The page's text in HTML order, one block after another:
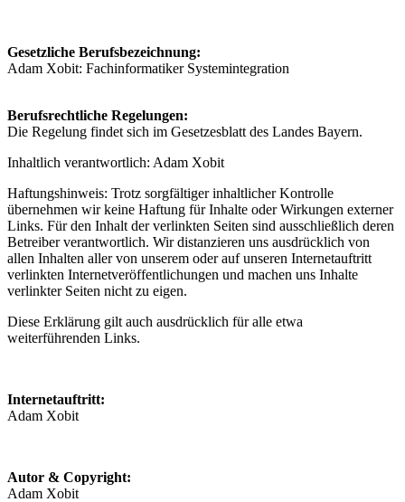
Gesetzliche Berufsbezeichnung:
Adam Xobit: Fachinformatiker Systemintegration
Berufsrechtliche Regelungen:
Die Regelung findet sich im Gesetzesblatt des Landes Bayern.
Inhaltlich verantwortlich: Adam Xobit
Haftungshinweis: Trotz sorgfältiger inhaltlicher Kontrolle
übernehmen wir keine Haftung für Inhalte oder Wirkungen externer
Links. Für den Inhalt der verlinkten Seiten sind ausschließlich deren
Betreiber verantwortlich. Wir distanzieren uns ausdrücklich von
allen Inhalten aller von unserem oder auf unseren Internetauftritt
verlinkten Internetveröffentlichungen und machen uns Inhalte
verlinkter Seiten nicht zu eigen.
Diese Erklärung gilt auch ausdrücklich für alle etwa
weiterführenden Links.
Internetauftritt:
Adam Xobit
Autor & Copyright:
Adam Xobit